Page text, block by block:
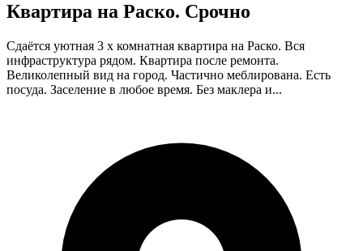
Квартира на Раско. Срочно
Сдаётся уютная 3 х комнатная квартира на Раско. Вся
инфраструктура рядом. Квартира после ремонта.
Великолепный вид на город. Частично меблирована. Есть
посуда. Заселение в любое время. Без маклера и...